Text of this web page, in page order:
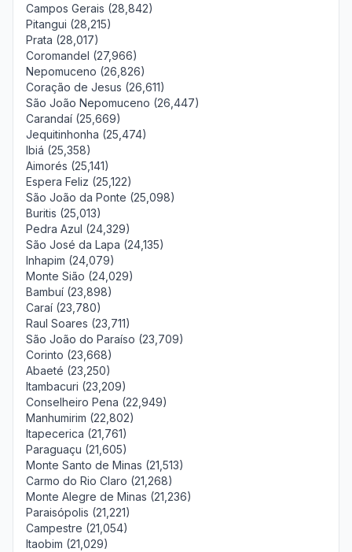
Campos Gerais (28,842)
Pitangui (28,215)
Prata (28,017)
Coromandel (27,966)
Nepomuceno (26,826)
Coração de Jesus (26,611)
São João Nepomuceno (26,447)
Carandaí (25,669)
Jequitinhonha (25,474)
Ibiá (25,358)
Aimorés (25,141)
Espera Feliz (25,122)
São João da Ponte (25,098)
Buritis (25,013)
Pedra Azul (24,329)
São José da Lapa (24,135)
Inhapim (24,079)
Monte Sião (24,029)
Bambuí (23,898)
Caraí (23,780)
Raul Soares (23,711)
São João do Paraíso (23,709)
Corinto (23,668)
Abaeté (23,250)
Itambacuri (23,209)
Conselheiro Pena (22,949)
Manhumirim (22,802)
Itapecerica (21,761)
Paraguaçu (21,605)
Monte Santo de Minas (21,513)
Carmo do Rio Claro (21,268)
Monte Alegre de Minas (21,236)
Paraisópolis (21,221)
Campestre (21,054)
Itaobim (21,029)